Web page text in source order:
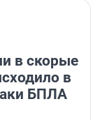
в скорые
в
БПЛА